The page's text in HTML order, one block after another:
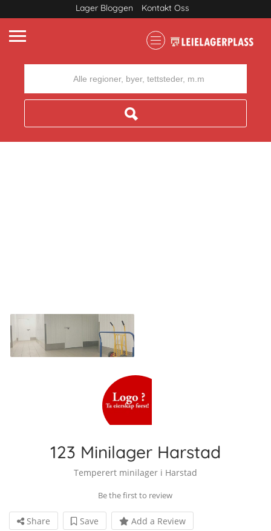
Lager Bloggen Kontakt Oss
123 Minilager Harstad
Temperert minilager i Harstad
Be the first to review
Share Save Add a Review